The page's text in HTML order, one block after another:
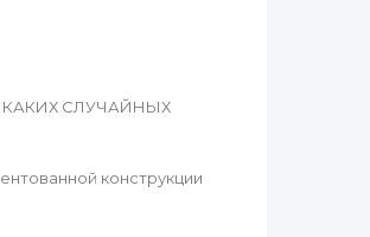
СЛУЧАЙНЫХ
конструкции